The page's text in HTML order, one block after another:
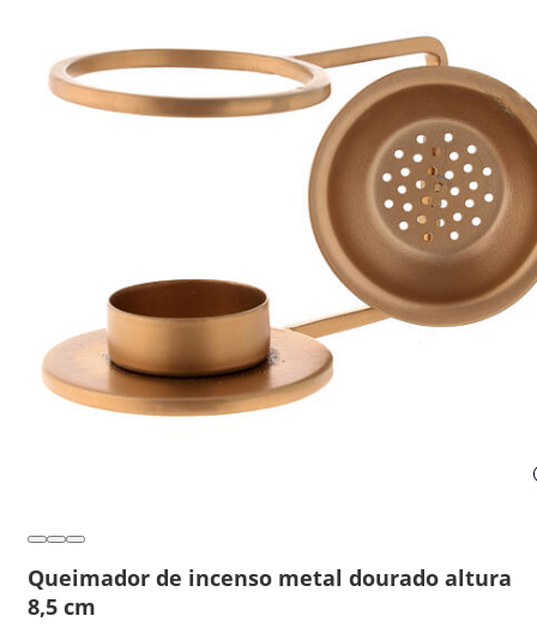
Queimador de incenso metal dourado altura
8,5 cm